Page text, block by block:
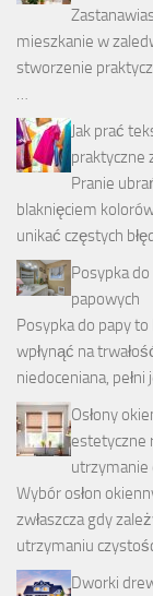
mieszkanie w
stworzenie
…
Jak prać
praktyczne
Pranie
blaknięciem
unikać częstych
Posypka
papowych
Posypka do papy
wpłynąć na
niedoceniana,
Osłony
estetyczne
utrzymanie
Wybór osłon
zwłaszcza gdy
utrzymaniu
Dworki